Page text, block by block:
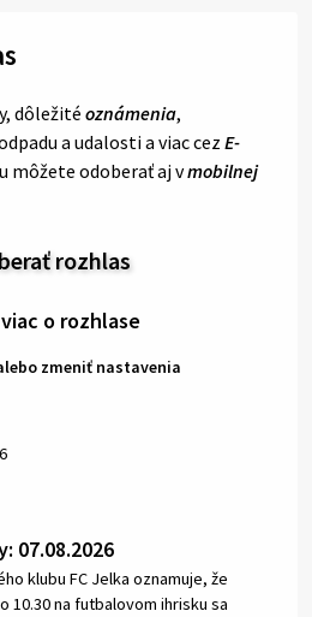
dôležité oznámenia,
a udalosti a viac cez E-
môžete odoberať aj vmobilnej
rozhlas
o rozhlase
zmeniť nastavenia
07.08.2026
klubu FC Jelka oznamuje, že
10.30 na futbalovom ihrisku sa